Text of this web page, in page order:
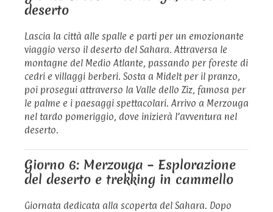
deserto
Lascia la città alle spalle e parti per un emozionante
viaggio verso il deserto del Sahara. Attraversa le
montagne del Medio Atlante, passando per foreste di
cedri e villaggi berberi. Sosta a Midelt per il pranzo,
poi prosegui attraverso la Valle dello Ziz, famosa per
le palme e i paesaggi spettacolari. Arrivo a Merzouga
nel tardo pomeriggio, dove inizierà l’avventura nel
deserto.
Giorno 6: Merzouga – Esplorazione
del deserto e trekking in cammello
Giornata dedicata alla scoperta del Sahara. Dopo